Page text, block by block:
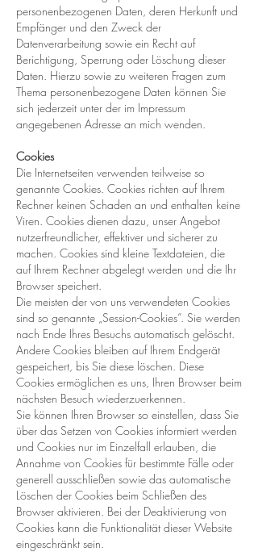
personenbezogenen Daten, deren Herkunft und
Empfänger und den Zweck der
Datenverarbeitung sowie ein Recht auf
Berichtigung, Sperrung oder Löschung dieser
Daten. Hierzu sowie zu weiteren Fragen zum
Thema personenbezogene Daten können Sie
sich jederzeit unter der im Impressum
angegebenen Adresse an mich wenden.
Cookies
Die Internetseiten verwenden teilweise so
genannte Cookies. Cookies richten auf Ihrem
Rechner keinen Schaden an und enthalten keine
Viren. Cookies dienen dazu, unser Angebot
nutzerfreundlicher, effektiver und sicherer zu
machen. Cookies sind kleine Textdateien, die
auf Ihrem Rechner abgelegt werden und die Ihr
Browser speichert.
Die meisten der von uns verwendeten Cookies
sind so genannte „Session-Cookies“. Sie werden
nach Ende Ihres Besuchs automatisch gelöscht.
Andere Cookies bleiben auf Ihrem Endgerät
gespeichert, bis Sie diese löschen. Diese
Cookies ermöglichen es uns, Ihren Browser beim
nächsten Besuch wiederzuerkennen.
Sie können Ihren Browser so einstellen, dass Sie
über das Setzen von Cookies informiert werden
und Cookies nur im Einzelfall erlauben, die
Annahme von Cookies für bestimmte Fälle oder
generell ausschließen sowie das automatische
Löschen der Cookies beim Schließen des
Browser aktivieren. Bei der Deaktivierung von
Cookies kann die Funktionalität dieser Website
eingeschränkt sein.